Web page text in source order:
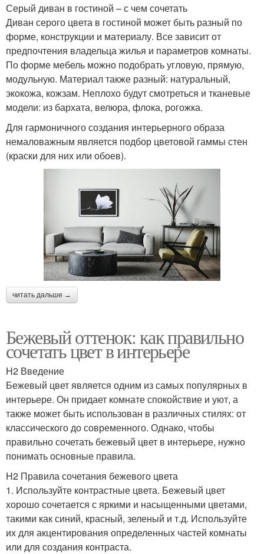
Серый диван в гостиной – с чем сочетать
Диван серого цвета в гостиной может быть разный по
форме, конструкции и материалу. Все зависит от
предпочтения владельца жилья и параметров комнаты.
По форме мебель можно подобрать угловую, прямую,
модульную. Материал также разный: натуральный,
экокожа, кожзам. Неплохо будут смотреться и тканевые
модели: из бархата, велюра, флока, рогожка.
Для гармоничного создания интерьерного образа
немаловажным является подбор цветовой гаммы стен
(краски для них или обоев).
читать дальше →
Бежевый оттенок: как правильно
сочетать цвет в интерьере
H2 Введение
Бежевый цвет является одним из самых популярных в
интерьере. Он придает комнате спокойствие и уют, а
также может быть использован в различных стилях: от
классического до современного. Однако, чтобы
правильно сочетать бежевый цвет в интерьере, нужно
понимать основные правила.
H2 Правила сочетания бежевого цвета
1. Используйте контрастные цвета. Бежевый цвет
хорошо сочетается с яркими и насыщенными цветами,
такими как синий, красный, зеленый и т.д. Используйте
их для акцентирования определенных частей комнаты
или для создания контраста.